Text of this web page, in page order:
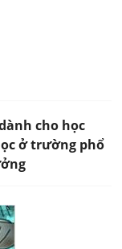
cho học
ở trường phổ